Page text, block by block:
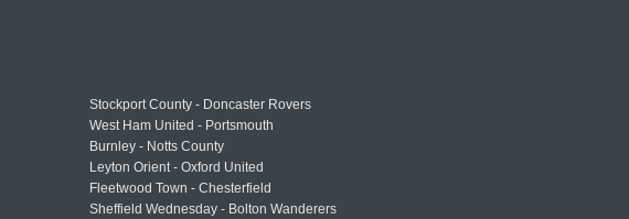
Stockport County - Doncaster Rovers
West Ham United - Portsmouth
Burnley - Notts County
Leyton Orient - Oxford United
Fleetwood Town - Chesterfield
Sheffield Wednesday - Bolton Wanderers